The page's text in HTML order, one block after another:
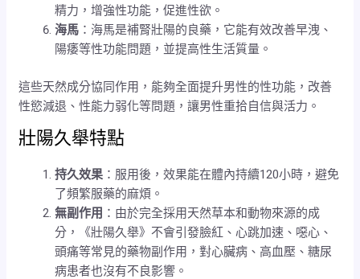
精力，增強性功能，促進性欲。
海馬 ：海馬是補腎壯陽的良藥，它能有效改善早洩、
陽痿等性功能問題，並提高性生活質量。
這些天然成分協同作用，能夠全面提升男性的性功能，改善
性慾減退、性能力弱化等問題，讓男性重拾自信與活力。
壯陽久舉特點
持久效果 ：服用後，效果能在體內持續120小時，避免
了頻繁服藥的麻煩。
無副作用 ：由於完全採用天然草本和動物來源的成
分，《壯陽久舉》不會引發臉紅、心跳加速、噁心、
頭痛等常見的藥物副作用，對心臟病、高血壓、糖尿
病患者也沒有不良影響。